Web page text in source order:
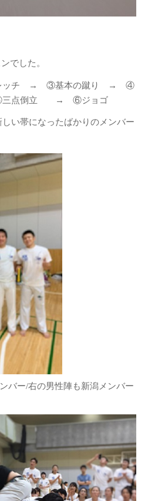
でした。
ッチ → ③基本の蹴り → ④
三点倒立 → ⑥ジョゴ
い帯になったばかりのメンバー
バー/右の男性陣も新潟メンバー